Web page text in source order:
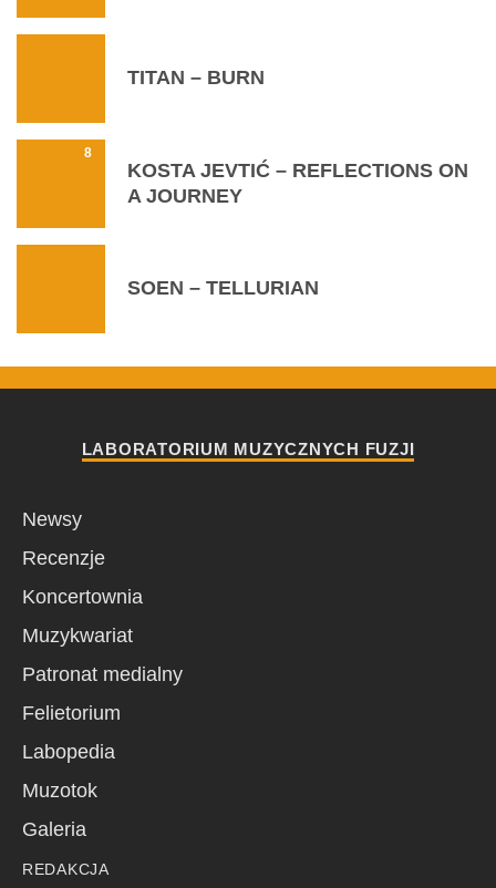
TITAN – BURN
8
KOSTA JEVTIĆ – REFLECTIONS ON
A JOURNEY
SOEN – TELLURIAN
LABORATORIUM MUZYCZNYCH FUZJI
Newsy
Recenzje
Koncertownia
Muzykwariat
Patronat medialny
Felietorium
Labopedia
Muzotok
Galeria
REDAKCJA